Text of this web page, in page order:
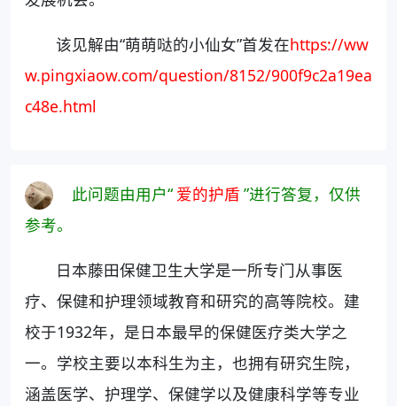
该见解由“萌萌哒的小仙女”首发在https://ww
w.pingxiaow.com/question/8152/900f9c2a19ea
c48e.html
此问题由用户“ 爱的护盾 ”进行答复，仅供
参考。
日本藤田保健卫生大学是一所专门从事医
疗、保健和护理领域教育和研究的高等院校。建
校于1932年，是日本最早的保健医疗类大学之
一。学校主要以本科生为主，也拥有研究生院，
涵盖医学、护理学、保健学以及健康科学等专业